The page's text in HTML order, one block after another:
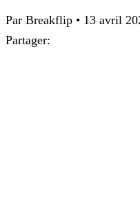
Par Breakflip • 13 avril
Partager: